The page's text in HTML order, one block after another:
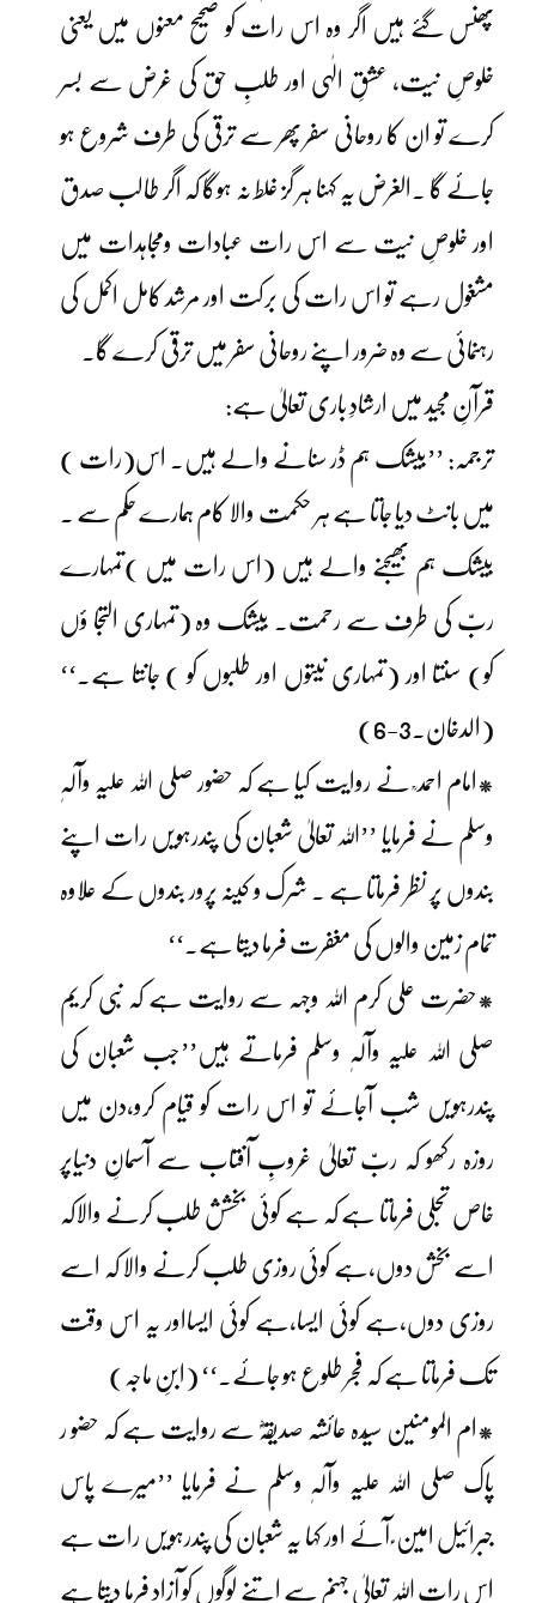
پھنس گئے ہیں اگر وہ اس رات کو صحیح معنوں میں یعنی
خلوصِ نیت، عشقِ الٰہی اور طلبِ حق کی غرض سے بسر
کرے تو ان کا روحانی سفر پھر سے ترقی کی طرف شروع ہو
جائے گا ۔الغرض یہ کہنا ہر گز غلط نہ ہوگا کہ اگر طالب صدق
اور خلوصِ نیت سے اس رات عبادات ومجاہدات میں
مشغول رہے تو اس رات کی برکت اور مرشد کامل اکمل کی
رہنمائی سے وہ ضرور اپنے روحانی سفر میں ترقی کرے گا۔
قرآنِ مجید میں ارشادِ باری تعالیٰ ہے:
ترجمہ: ’’بیشک ہم ڈر سنانے والے ہیں۔ اس(رات )
میں بانٹ دیا جاتا ہے ہر حکمت والا کام ہمارے حکم سے ۔
بیشک ہم بھیجنے والے ہیں (اس رات میں )تمہارے
ربّ کی طرف سے رحمت۔ بیشک وہ (تمہاری التجا ؤں
کو) سنتا اور (تمہاری نیتوں اور طلبوں کو ) جانتا ہے۔‘‘
(الدخان۔3-6)
*امام احمد ؒ نے روایت کیا ہے کہ حضور صلی اللہ علیہ وآلہٖ
وسلم نے فرمایا ’’اللہ تعالیٰ شعبان کی پندرہویں رات اپنے
بندوں پر نظر فرماتا ہے ۔ شرک و کینہ پرور بندوں کے علاوہ
تمام زمین والوں کی مغفرت فرما دیتا ہے۔‘‘
*حضرت علی کرم اللہ وجہہ سے روایت ہے کہ نبی کریم
صلی اللہ علیہ وآلہٖ وسلم فرماتے ہیں’’جب شعبان کی
پندرہویں شب آجائے تو اس رات کو قیام کرو،دن میں
روزہ رکھو کہ ربّ تعالیٰ غروبِ آفتاب سے آسمانِ دنیاپر
خاص تجلی فرماتا ہے کہ ہے کوئی بخشش طلب کرنے والاکہ
اسے بخش دوں،ہے کوئی روزی طلب کرنے والا کہ اسے
روزی دوں،ہے کوئی ایسا،ہے کوئی ایسااور یہ اس وقت
تک فرماتا ہے کہ فجر طلوع ہو جائے۔‘‘ (ابنِ ماجہ)
*ام المومنین سیّدہ عائشہ صدیقہؓ سے روایت ہے کہ حضو ر
پاک صلی اللہ علیہ وآلہٖ وسلم نے فرمایا ’’میرے پاس
جبرائیل امین ؑ آئے اور کہا یہ شعبان کی پندرہویں رات ہے
اس رات اللہ تعالیٰ جہنم سے اتنے لوگوں کو آزاد فرما دیتا ہے